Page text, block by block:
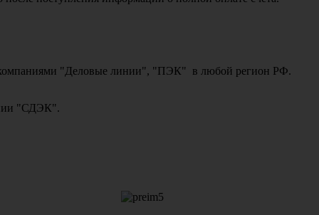
компаниями "Деловые линии", "ПЭК" в любой регион РФ.
"СДЭК".